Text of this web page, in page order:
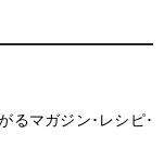
るマガジン･レシピ･